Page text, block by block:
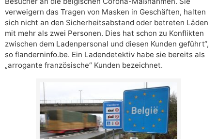
verweigern das Tragen von Masken in Geschäften, halten
sich nicht an den Sicherheitsabstand oder betreten Läden
mit mehr als zwei Personen. Dies hat schon zu Konflikten
zwischen dem Ladenpersonal und diesen Kunden geführt“,
so flanderninfo.be. Ein Ladendetektiv habe sie bereits als
„arrogante französische“ Kunden bezeichnet.